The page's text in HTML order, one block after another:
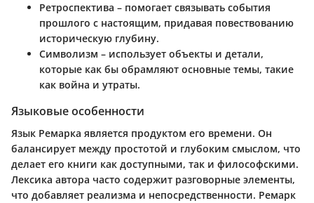
Ретроспектива – помогает связывать события
прошлого с настоящим, придавая повествованию
историческую глубину.
Символизм – использует объекты и детали,
которые как бы обрамляют основные темы, такие
как война и утраты.
Языковые особенности
Язык Ремарка является продуктом его времени. Он
балансирует между простотой и глубоким смыслом, что
делает его книги как доступными, так и философскими.
Лексика автора часто содержит разговорные элементы,
что добавляет реализма и непосредственности. Ремарк